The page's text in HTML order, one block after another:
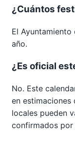
¿Cuántos
El
año.
¿Es oficial
No. Este
en estimaciones
locales pueden
confirmados por